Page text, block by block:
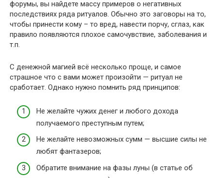
форумы, вы найдете массу примеров о негативных
последствиях ряда ритуалов. Обычно это заговоры на то,
чтобы принести кому – то вред, навести порчу, сглаз, как
правило появляются плохое самочувствие, заболевания и
т.п.
С денежной магией всё несколько проще, и самое
страшное что с вами может произойти — ритуал не
сработает. Однако нужно помнить ряд принципов:
Не желайте чужих денег и любого дохода
получаемого преступным путем;
Не желайте невозможных сумм — высшие силы не
любят фантазеров;
Обратите внимание на фазы луны (в статье об